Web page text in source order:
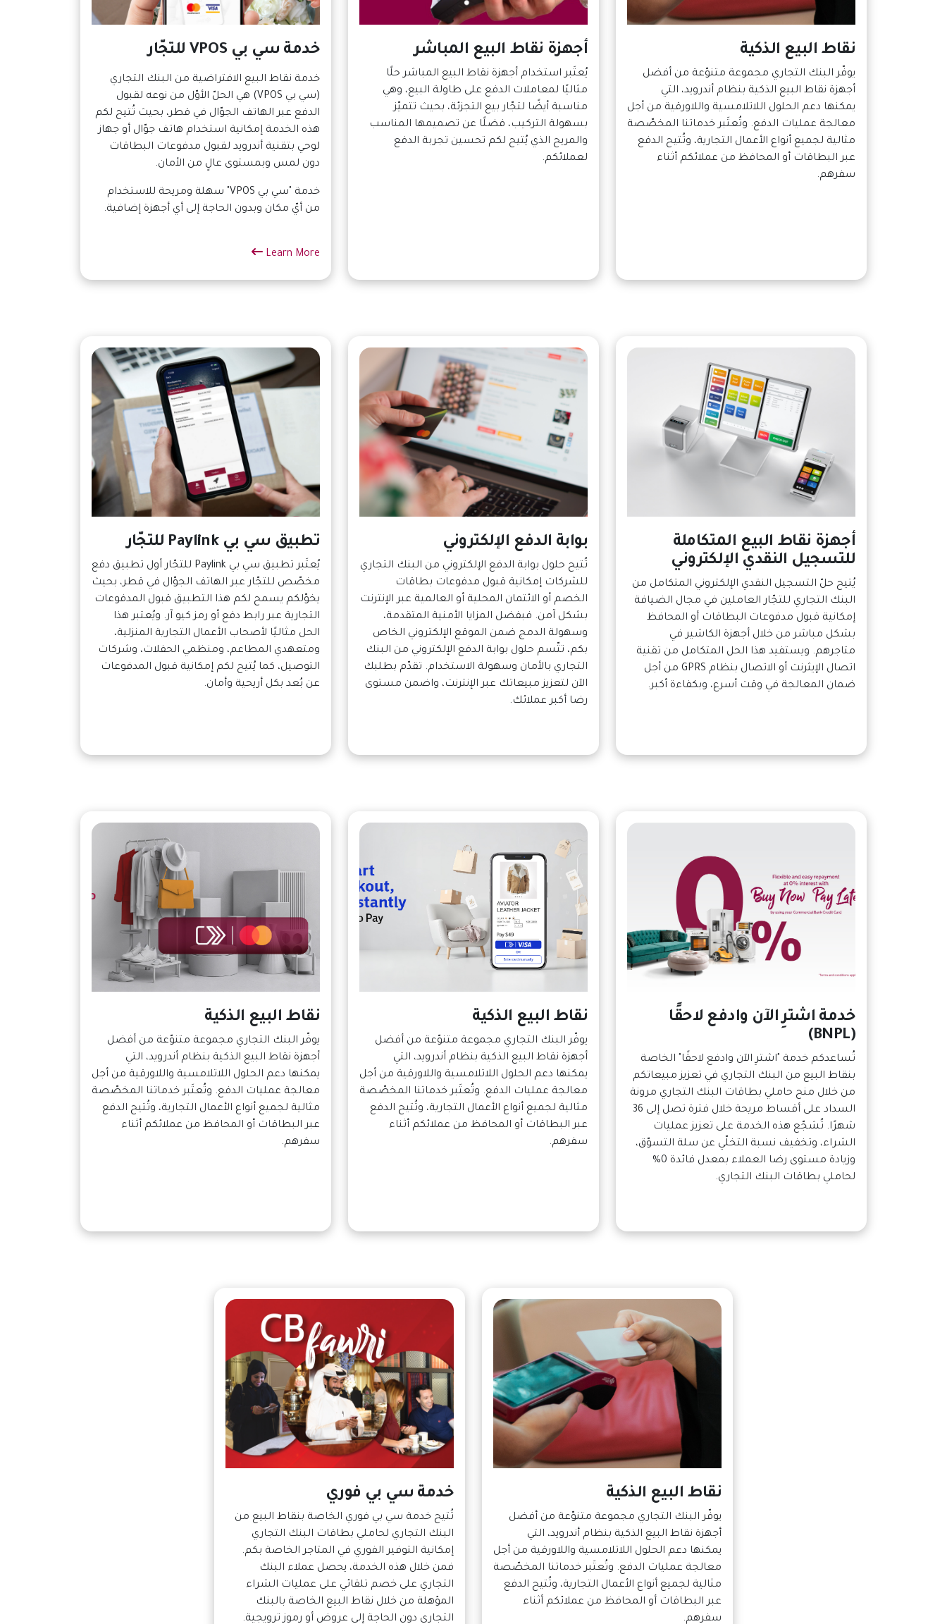
نقاط البيع الذكية
يوفّر البنك التجاري مجموعة متنوّعة من أفضل
أجهزة نقاط البيع الذكية بنظام أندرويد، التي
يمكنها دعم الحلول اللاتلامسية واللاورقية من أجل
معالجة عمليات الدفع. وتُعتَبر خدماتنا المخصّصة
مثالية لجميع أنواع الأعمال التجارية، وتُتيح الدفع
عبر البطاقات أو المحافظ من عملائكم أثناء
سفرهم.
أجهزة نقاط البيع المباشر
يُعتَبر استخدام أجهزة نقاط البيع المباشر حلًا
مثاليًا لمعاملات الدفع على طاولة البيع، وهي
مناسبة أيضًا لتجّار بيع التجزئة، بحيث تتميّز
بسهولة التركيب، فضلًا عن تصميمها المناسب
والمريح الذي يُتيح لكم تحسين تجربة الدفع
لعملائكم.
خدمة سي بي VPOS للتجّار
خدمة نقاط البيع الافتراضية من البنك التجاري
(سي بي VPOS) هي الحلّ الأوّل من نوعه لقبول
الدفع عبر الهاتف الجوّال في قطر، بحيث تُتيح لكم
هذه الخدمة إمكانية استخدام هاتف جوّال أو جهاز
لوحي بتقنية أندرويد لقبول مدفوعات البطاقات
دون لمس وبمستوى عالٍ من الأمان.
خدمة "سي بي VPOS" سهلة ومريحة للاستخدام
من أيّ مكان وبدون الحاجة إلى أي أجهزة إضافية.
Learn More
أجهزة نقاط البيع المتكاملة
للتسجيل النقدي الإلكتروني
يُتيح حلّ التسجيل النقدي الإلكتروني المتكامل من
البنك التجاري للتجّار العاملين في مجال الضيافة
إمكانية قبول مدفوعات البطاقات أو المحافظ
بشكل مباشر من خلال أجهزة الكاشير في
متاجرهم. ويستفيد هذا الحل المتكامل من تقنية
اتصال الإيثرنت أو الاتصال بنظام GPRS من أجل
ضمان المعالجة في وقت أسرع، وبكفاءة أكبر.
بوابة الدفع الإلكتروني
تُتيح حلول بوابة الدفع الإلكتروني من البنك التجاري
للشركات إمكانية قبول مدفوعات بطاقات
الخصم أو الائتمان المحلية أو العالمية عبر الإنترنت
بشكل آمن. فبفضل المزايا الأمنية المتقدمة،
وسهولة الدمج ضمن الموقع الإلكتروني الخاص
بكم، تتّسم حلول بوابة الدفع الإلكتروني من البنك
التجاري بالأمان وسهولة الاستخدام. تقدّم بطلبك
الآن لتعزيز مبيعاتك عبر الإنترنت، واضمن مستوى
رضا أكبر عملائك.
تطبيق سي بي Paylink للتجّار
يُعتَبر تطبيق سي بي Paylink للتجّار أول تطبيق دفع
مخصّص للتجّار عبر الهاتف الجوّال في قطر، بحيث
يخوّلكم يسمح لكم هذا التطبيق قبول المدفوعات
التجارية عبر رابط دفع أو رمز كيو آر. ويُعتبر هذا
الحل مثاليًا لأصحاب الأعمال التجارية المنزلية،
ومتعهدي المطاعم، ومنظمي الحفلات، وشركات
التوصيل، كما يُتيح لكم إمكانية قبول المدفوعات
عن بُعد بكل أريحية وأمان.
خدمة اشترِ الآن وادفع لاحقًا
(BNPL)
تُساعدكم خدمة "اشترِ الآن وادفع لاحقًا" الخاصة
بنقاط البيع من البنك التجاري في تعزيز مبيعاتكم
من خلال منح حاملي بطاقات البنك التجاري مرونة
السداد على أقساط مريحة خلال فترة تصل إلى 36
شهرًا. تُشجّع هذه الخدمة على تعزيز عمليات
الشراء، وتخفيف نسبة التخلّي عن سلة التسوّق،
وزيادة مستوى رضا العملاء بمعدل فائدة 0%
لحاملي بطاقات البنك التجاري.
نقاط البيع الذكية
يوفّر البنك التجاري مجموعة متنوّعة من أفضل
أجهزة نقاط البيع الذكية بنظام أندرويد، التي
يمكنها دعم الحلول اللاتلامسية واللاورقية من أجل
معالجة عمليات الدفع. وتُعتَبر خدماتنا المخصّصة
مثالية لجميع أنواع الأعمال التجارية، وتُتيح الدفع
عبر البطاقات أو المحافظ من عملائكم أثناء
سفرهم.
نقاط البيع الذكية
يوفّر البنك التجاري مجموعة متنوّعة من أفضل
أجهزة نقاط البيع الذكية بنظام أندرويد، التي
يمكنها دعم الحلول اللاتلامسية واللاورقية من أجل
معالجة عمليات الدفع. وتُعتَبر خدماتنا المخصّصة
مثالية لجميع أنواع الأعمال التجارية، وتُتيح الدفع
عبر البطاقات أو المحافظ من عملائكم أثناء
سفرهم.
نقاط البيع الذكية
يوفّر البنك التجاري مجموعة متنوّعة من أفضل
أجهزة نقاط البيع الذكية بنظام أندرويد، التي
يمكنها دعم الحلول اللاتلامسية واللاورقية من أجل
معالجة عمليات الدفع. وتُعتَبر خدماتنا المخصّصة
مثالية لجميع أنواع الأعمال التجارية، وتُتيح الدفع
عبر البطاقات أو المحافظ من عملائكم أثناء
سفرهم.
خدمة سي بي فوري
تُتيح خدمة سي بي فوري الخاصة بنقاط البيع من
البنك التجاري لحاملي بطاقات البنك التجاري
إمكانية التوفير الفوري في المتاجر الخاصة بكم.
فمن خلال هذه الخدمة، يحصل عملاء البنك
التجاري على خصم تلقائي على عمليات الشراء
المؤهلة من خلال نقاط البيع الخاصة بالبنك
التجاري دون الحاجة إلى عروض أو رموز ترويجية.